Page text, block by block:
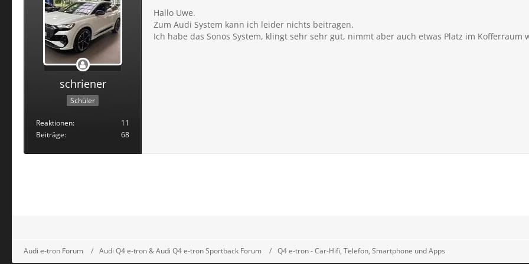
schriener
Schüler
Reaktionen
11
Beiträge
68
Hallo Uwe.
Zum Audi System kann ich leider nichts beitragen.
Ich habe das Sonos System, klingt sehr sehr gut, nimmt aber auch etwas Platz im Kofferraum
Audi e-tron Forum Audi Q4 e-tron & Audi Q4 e-tron Sportback Forum Q4 e-tron - Car-Hifi, Telefon, Smartphone und Apps